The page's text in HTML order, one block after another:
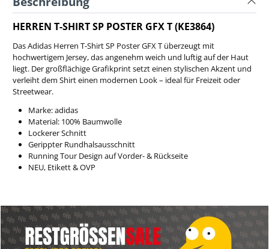
HERREN T-SHIRT SP POSTER GFX T (KE3864)
Das Adidas Herren T-Shirt SP Poster GFX T überzeugt mit
hochwertigem Jersey, das angenehm weich und luftig auf der Haut
liegt. Der großflächige Grafikprint setzt einen stylischen Akzent und
verleiht dem Shirt einen modernen Look – ideal für Freizeit oder
Streetwear.
Marke: adidas
Material: 100% Baumwolle
Lockerer Schnitt
Gerippter Rundhalsausschnitt
Running Tour Design auf Vorder- & Rückseite
NEU, Etikett & OVP